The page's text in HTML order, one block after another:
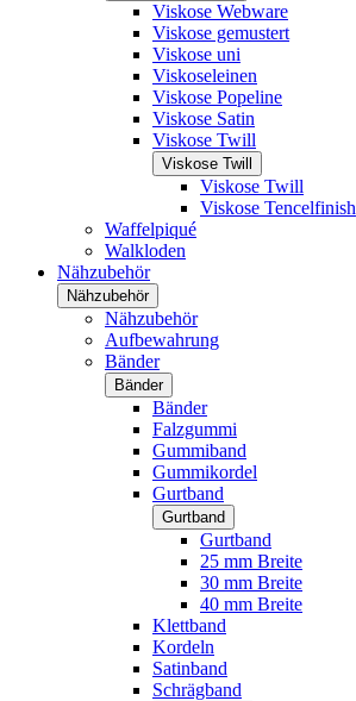
Viskose Webware
Viskose gemustert
Viskose uni
Viskoseleinen
Viskose Popeline
Viskose Satin
Viskose Twill
Viskose Twill
Viskose Twill
Viskose Tencelfinish
Waffelpiqué
Walkloden
Nähzubehör
Nähzubehör
Nähzubehör
Aufbewahrung
Bänder
Bänder
Bänder
Falzgummi
Gummiband
Gummikordel
Gurtband
Gurtband
Gurtband
25 mm Breite
30 mm Breite
40 mm Breite
Klettband
Kordeln
Satinband
Schrägband